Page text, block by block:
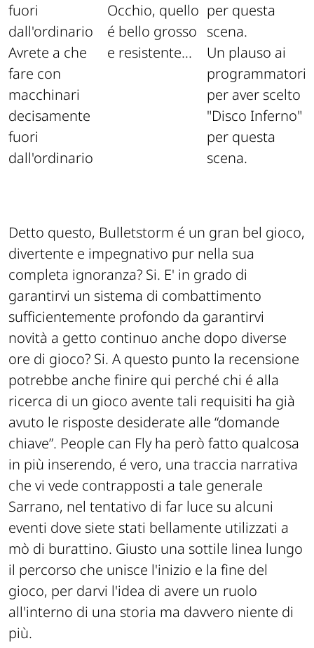
Avrete a che
fare con
macchinari
decisamente
fuori
dall'ordinario
Occhio, quello
é bello grosso
e resistente...
Un plauso ai
programmatori
per aver scelto
"Disco Inferno"
per questa
scena.
Detto questo, Bulletstorm é un gran bel gioco,
divertente e impegnativo pur nella sua
completa ignoranza? Si. E' in grado di
garantirvi un sistema di combattimento
sufficientemente profondo da garantirvi
novità a getto continuo anche dopo diverse
ore di gioco? Si. A questo punto la recensione
potrebbe anche finire qui perché chi é alla
ricerca di un gioco avente tali requisiti ha già
avuto le risposte desiderate alle “domande
chiave”. People can Fly ha però fatto qualcosa
in più inserendo, é vero, una traccia narrativa
che vi vede contrapposti a tale generale
Sarrano, nel tentativo di far luce su alcuni
eventi dove siete stati bellamente utilizzati a
mò di burattino. Giusto una sottile linea lungo
il percorso che unisce l'inizio e la fine del
gioco, per darvi l'idea di avere un ruolo
all'interno di una storia ma davvero niente di
più.